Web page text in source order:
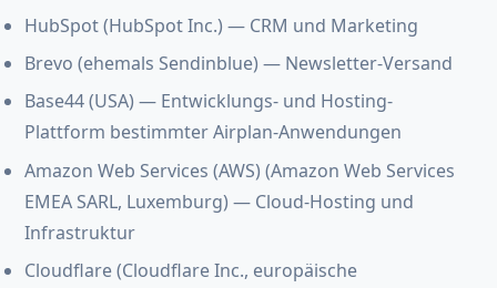
HubSpot (HubSpot Inc.) — CRM und Marketing
Brevo (ehemals Sendinblue) — Newsletter-Versand
Base44 (USA) — Entwicklungs- und Hosting-
Plattform bestimmter Airplan-Anwendungen
Amazon Web Services (AWS) (Amazon Web Services
EMEA SARL, Luxemburg) — Cloud-Hosting und
Infrastruktur
Cloudflare (Cloudflare Inc., europäische